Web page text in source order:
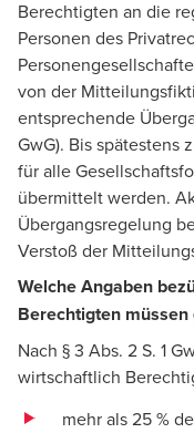
Berechtigten an die
Personen des
von der
entsprechende
GwG). Bis spätestens
für alle
übermittelt werden.
Übergangsregelung
Verstoß der
Welche Angaben
Berechtigten
Nach § 3 Abs. 2 S. 1
wirtschaftlich
mehr als 25 %